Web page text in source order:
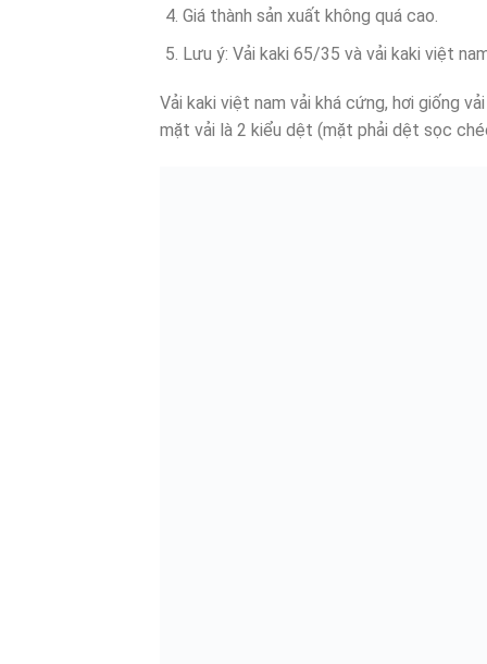
Giá thành sản xuất không quá cao.
Lưu ý: Vải kaki 65/35 và vải kaki việt
Vải kaki việt nam vải khá cứng, hơi giống
mặt vải là 2 kiểu dệt (mặt phải dệt sọc